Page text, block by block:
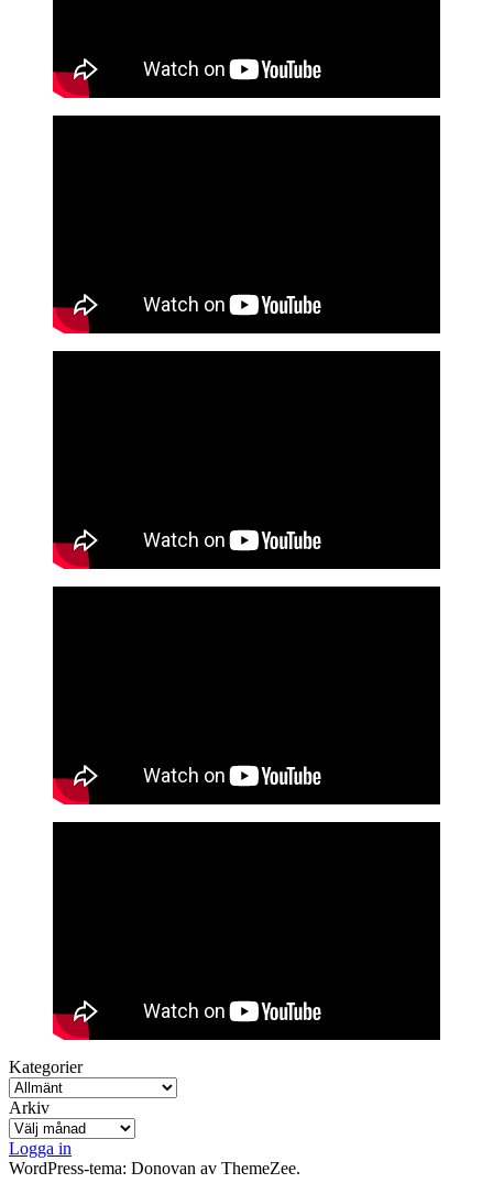
Kategorier
Arkiv
Logga in
WordPress-tema: Donovan av ThemeZee.